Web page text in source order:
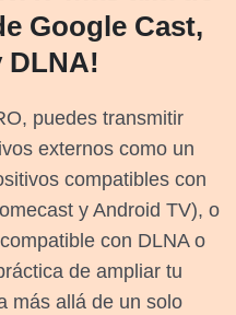
Google Cast,
DLNA!
puedes transmitir
externos como un
compatibles con
y Android TV), o
con DLNA o
de ampliar tu
más allá de un solo